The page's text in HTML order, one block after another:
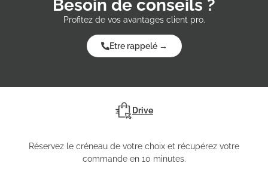
Besoin de conseils ?
Profitez de vos avantages client pro.
Etre rappelé →
Drive
Réservez le créneau de votre choix et récupérez votre
commande en 10 minutes.